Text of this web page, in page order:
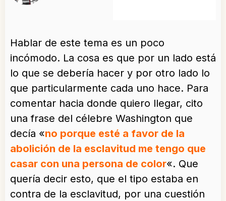
Hablar de este tema es un poco
incómodo. La cosa es que por un lado está
lo que se debería hacer y por otro lado lo
que particularmente cada uno hace. Para
comentar hacia donde quiero llegar, cito
una frase del célebre Washington que
decía «no porque esté a favor de la
abolición de la esclavitud me tengo que
casar con una persona de color«. Que
quería decir esto, que el tipo estaba en
contra de la esclavitud, por una cuestión